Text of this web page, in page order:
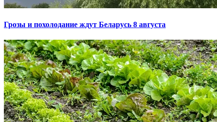
Грозы и похолодание ждут Беларусь 8 августа